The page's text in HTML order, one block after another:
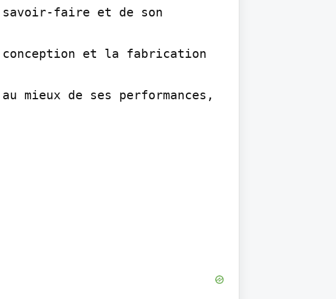
faire et de son
et la fabrication
mieux de ses performances,